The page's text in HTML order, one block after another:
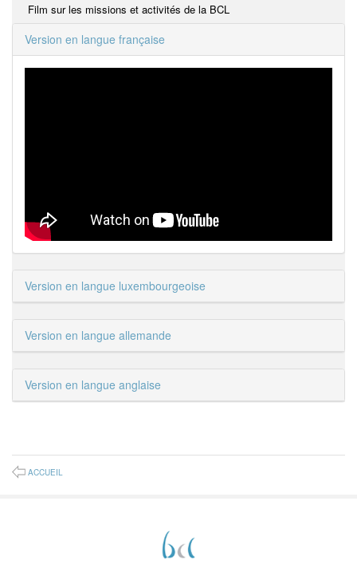
Film sur les missions et activités de la BCL
Version en langue française
Version en langue luxembourgeoise
Version en langue allemande
Version en langue anglaise
ACCUEIL